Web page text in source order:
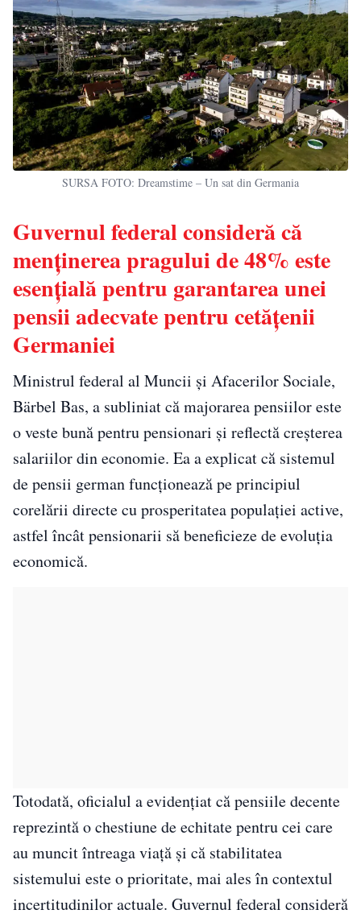
SURSA FOTO: Dreamstime – Un sat din Germania
Guvernul federal consideră că
menținerea pragului de 48% este
esențială pentru garantarea unei
pensii adecvate pentru cetățenii
Germaniei
Ministrul federal al Muncii și Afacerilor Sociale,
Bärbel Bas, a subliniat că majorarea pensiilor este
o veste bună pentru pensionari și reflectă creșterea
salariilor din economie. Ea a explicat că sistemul
de pensii german funcționează pe principiul
corelării directe cu prosperitatea populației active,
astfel încât pensionarii să beneficieze de evoluția
economică.
Totodată, oficialul a evidențiat că pensiile decente
reprezintă o chestiune de echitate pentru cei care
au muncit întreaga viață și că stabilitatea
sistemului este o prioritate, mai ales în contextul
incertitudinilor actuale. Guvernul federal consideră